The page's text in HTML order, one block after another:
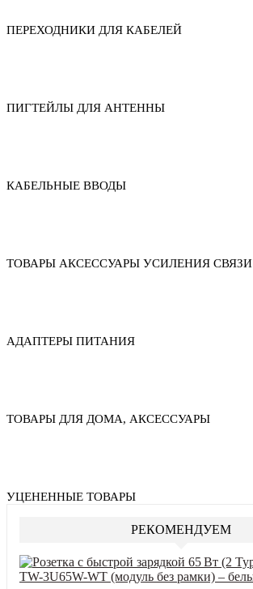
ПЕРЕХОДНИКИ ДЛЯ КАБЕЛЕЙ
ПИГТЕЙЛЫ ДЛЯ АНТЕННЫ
КАБЕЛЬНЫЕ ВВОДЫ
ТОВАРЫ АКСЕССУАРЫ УСИЛЕНИЯ СВЯЗИ
АДАПТЕРЫ ПИТАНИЯ
ТОВАРЫ ДЛЯ ДОМА, АКСЕССУАРЫ
УЦЕНЕННЫЕ ТОВАРЫ
РЕКОМЕНДУЕМ